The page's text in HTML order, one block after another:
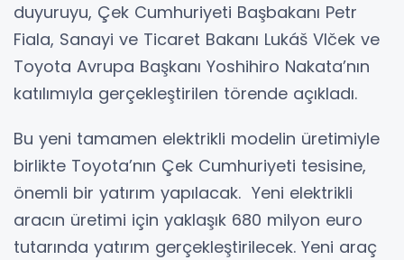
duyuruyu, Çek Cumhuriyeti Başbakanı Petr
Fiala, Sanayi ve Ticaret Bakanı Lukáš Vlček ve
Toyota Avrupa Başkanı Yoshihiro Nakata’nın
katılımıyla gerçekleştirilen törende açıkladı.
Bu yeni tamamen elektrikli modelin üretimiyle
birlikte Toyota’nın Çek Cumhuriyeti tesisine,
önemli bir yatırım yapılacak. Yeni elektrikli
aracın üretimi için yaklaşık 680 milyon euro
tutarında yatırım gerçekleştirilecek. Yeni araç